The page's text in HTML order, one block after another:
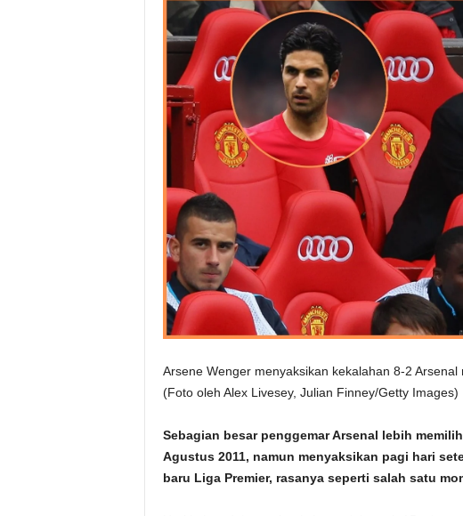
Arsene Wenger menyaksikan kekalahan 8-2
(Foto oleh Alex Livesey, Julian Finney/Getty Images)
Sebagian besar penggemar Arsenal lebih
Agustus 2011, namun menyaksikan pagi hari
baru Liga Premier, rasanya seperti salah satu